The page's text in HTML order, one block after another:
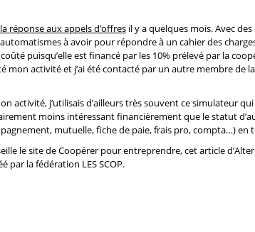
la réponse aux appels d’offres il y a quelques mois. Avec
à avoir pour répondre à un cahier des
puisqu’elle est financé par les 10% prélevé par la
mon activité et j’ai été contacté par un autre membre de
activité, j’utilisais d’ailleurs très souventce simulateurqui
moins intéressant financièrement que le statut
mutuelle, fiche de paie, frais pro, compta…) en
le site deCoopérer pour entreprendre,cet article
par la fédération LES SCOP.